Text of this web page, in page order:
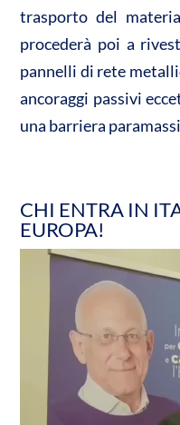
trasporto del
procederà poi a
pannelli di rete
ancoraggi passivi
una barriera
CHI ENTRA IN
EUROPA!